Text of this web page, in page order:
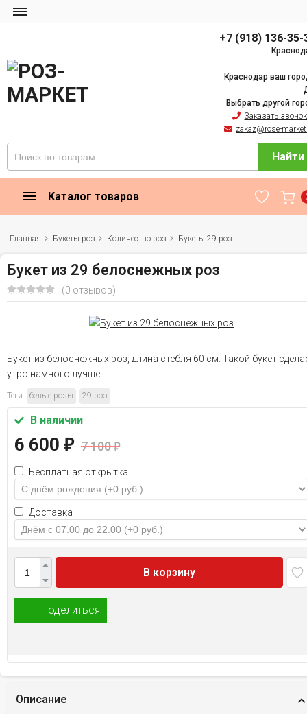
+7 (918) 136-35-
Краснодар ваш
Выбрать другой
Заказать звонок
zakaz@rose-
Найти
Каталог товаров
Главная Букеты роз Количество роз Букеты 29 роз
Букет из 29 белоснежных роз
(0 отзывов)
Букет из белоснежных роз, длина стебля 60 см. Такой букет
утро намного лучше.
Теги: белые розы 29 роз
В наличии
6 600 ₽ 7 100₽
Бесплатная открытка
Доставка
В корзину
Поделиться
Описание